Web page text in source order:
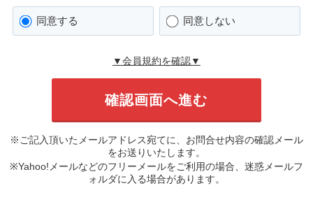
同意する 同意しない
▼会員規約を確認▼
※ご記入頂いたメールアドレス宛てに、お問合せ内容の確認メール
をお送りいたします。
※Yahoo!メールなどのフリーメールをご利用の場合、迷惑メールフ
ォルダに入る場合があります。